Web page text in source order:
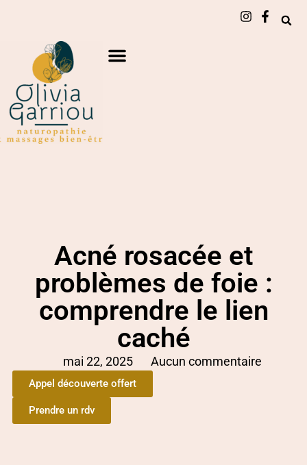
Acné rosacée et
problèmes de foie :
comprendre le lien
caché
mai 22, 2025 Aucun commentaire
Appel découverte offert
Prendre un rdv